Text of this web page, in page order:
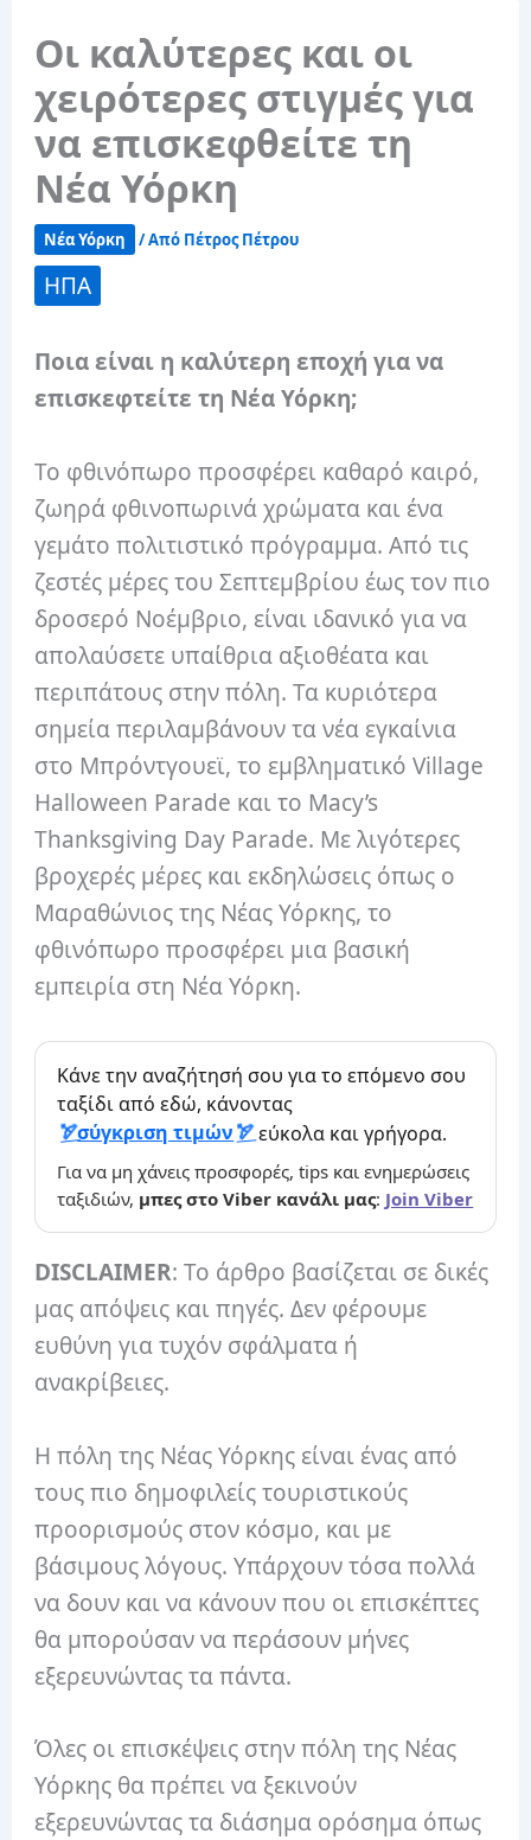
Οι καλύτερες και οι
χειρότερες στιγμές για
να επισκεφθείτε τη
Νέα Υόρκη
Νέα Υόρκη / Από Πέτρος Πέτρου
ΗΠΑ
Ποια είναι η καλύτερη εποχή για να
επισκεφτείτε τη Νέα Υόρκη;
Το φθινόπωρο προσφέρει καθαρό καιρό,
ζωηρά φθινοπωρινά χρώματα και ένα
γεμάτο πολιτιστικό πρόγραμμα. Από τις
ζεστές μέρες του Σεπτεμβρίου έως τον πιο
δροσερό Νοέμβριο, είναι ιδανικό για να
απολαύσετε υπαίθρια αξιοθέατα και
περιπάτους στην πόλη. Τα κυριότερα
σημεία περιλαμβάνουν τα νέα εγκαίνια
στο Μπρόντγουεϊ, το εμβληματικό Village
Halloween Parade και το Macy’s
Thanksgiving Day Parade. Με λιγότερες
βροχερές μέρες και εκδηλώσεις όπως ο
Μαραθώνιος της Νέας Υόρκης, το
φθινόπωρο προσφέρει μια βασική
εμπειρία στη Νέα Υόρκη.
Κάνε την αναζήτησή σου για το επόμενο σου
ταξίδι από εδώ, κάνοντας
σύγκριση τιμών
εύκολα και γρήγορα.
Για να μη χάνεις προσφορές, tips και ενημερώσεις
ταξιδιών, μπες στο Viber κανάλι μας: Join Viber
DISCLAIMER: Το άρθρο βασίζεται σε δικές
μας απόψεις και πηγές. Δεν φέρουμε
ευθύνη για τυχόν σφάλματα ή
ανακρίβειες.
Η πόλη της Νέας Υόρκης είναι ένας από
τους πιο δημοφιλείς τουριστικούς
προορισμούς στον κόσμο, και με
βάσιμους λόγους. Υπάρχουν τόσα πολλά
να δουν και να κάνουν που οι επισκέπτες
θα μπορούσαν να περάσουν μήνες
εξερευνώντας τα πάντα.
Όλες οι επισκέψεις στην πόλη της Νέας
Υόρκης θα πρέπει να ξεκινούν
εξερευνώντας τα διάσημα ορόσημα όπως